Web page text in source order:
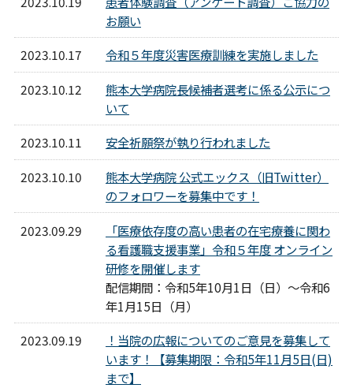
お願い
2023.10.17
令和５年度災害医療訓練を実施しました
2023.10.12
熊本大学病院長候補者選考に係る公示につ
いて
2023.10.11
安全祈願祭が執り行われました
2023.10.10
熊本大学病院 公式エックス（旧Twitter）
のフォロワーを募集中です！
2023.09.29
「医療依存度の高い患者の在宅療養に関わ
る看護職支援事業」令和５年度 オンライン
研修を開催します
配信期間：令和5年10月1日（日）～令和6
年1月15日（月）
2023.09.19
！当院の広報についてのご意見を募集して
います！【募集期限：令和5年11月5日(日)
まで】